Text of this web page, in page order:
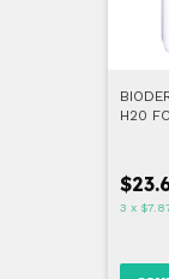
H20
3 x